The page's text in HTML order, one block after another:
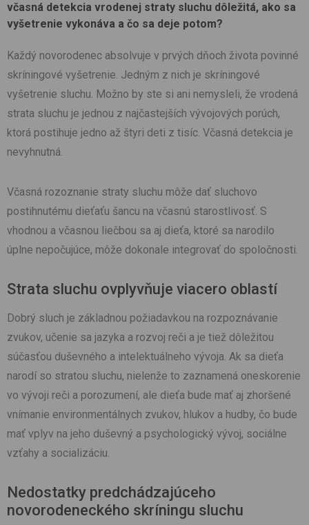
včasná detekcia vrodenej straty sluchu dôležitá, ako sa
vyšetrenie vykonáva a čo sa deje potom?
Každý novorodenec absolvuje v prvých dňoch života povinné
skríningové vyšetrenie. Jedným z nich je skríningové
vyšetrenie sluchu. Možno by ste si ani nemysleli, že vrodená
strata sluchu je jednou z najčastejších vývojových porúch,
ktorá postihuje jedno až štyri deti z tisíc. Včasná detekcia je
nevyhnutná.
Včasná rozoznanie straty sluchu môže dať sluchovo
postihnutému dieťaťu šancu na včasnú starostlivosť. S
vhodnou a včasnou liečbou sa aj dieťa, ktoré sa narodilo
úplne nepočujúce, môže dokonale integrovať do spoločnosti.
Strata sluchu ovplyvňuje viacero oblastí
Dobrý sluch je základnou požiadavkou na rozpoznávanie
zvukov, učenie sa jazyka a rozvoj reči a je tiež dôležitou
súčasťou duševného a intelektuálneho vývoja. Ak sa dieťa
narodí so stratou sluchu, nielenže to zaznamená oneskorenie
vo vývoji reči a porozumení, ale dieťa bude mať aj zhoršené
vnímanie environmentálnych zvukov, hlukov a hudby, čo bude
mať vplyv na jeho duševný a psychologický vývoj, sociálne
vzťahy a socializáciu.
Nedostatky predchádzajúceho
novorodeneckého skríningu sluchu